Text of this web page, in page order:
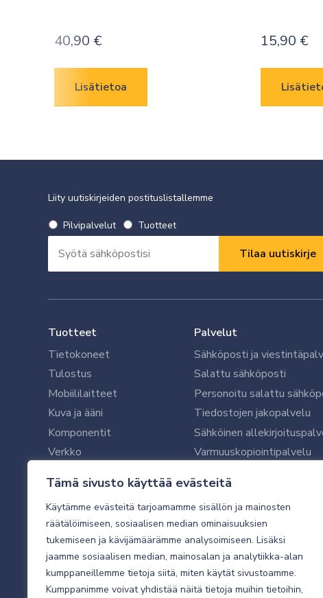
Tämä sivusto käyttää evästeitä
Käytämme evästeitä tarjoamamme sisällön ja mainosten
räätälöimiseen, sosiaalisen median ominaisuuksien
tukemiseen ja kävijämäärämme analysoimiseen. Lisäksi
jaamme sosiaalisen median, mainosalan ja analytiikka-alan
kumppaneillemme tietoja siitä, miten käytät sivustoamme.
Kumppanimme voivat yhdistää näitä tietoja muihin tietoihin,
40,90 €
Lisätietoa
15,90 €
Liity uutiskirjeiden postituslistallemme
Valitse
uutiskirje
*
Vaaditaan
Pilvipalvelut Tuotteet
*
Vaaditaan
Tuotteet
Tietokoneet
Tulostus
Mobiililaitteet
Kuva ja ääni
Komponentit
Verkko
Oheislaitteet
Palvelut
Sähköposti ja
Salattu sähköposti
Personoitu salattu
Tiedostojen jakopalvelu
Sähköinen
Varmuuskopiointipalvelu
Microsoft 365 -
WithSecure tietoturva
WithSecuren tietoturva
Käyttäjätukipalvelu
Tietoturvakartoitus
Sähköpostikartoitus